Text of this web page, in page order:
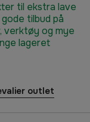
til ekstra lave
tilbud på
verktøy og mye
lageret
outlet